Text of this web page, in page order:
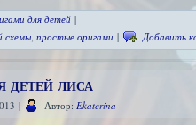
для детей |
схемы, простые оригами | Добавить
детей лиса
| Автор: Ekaterina